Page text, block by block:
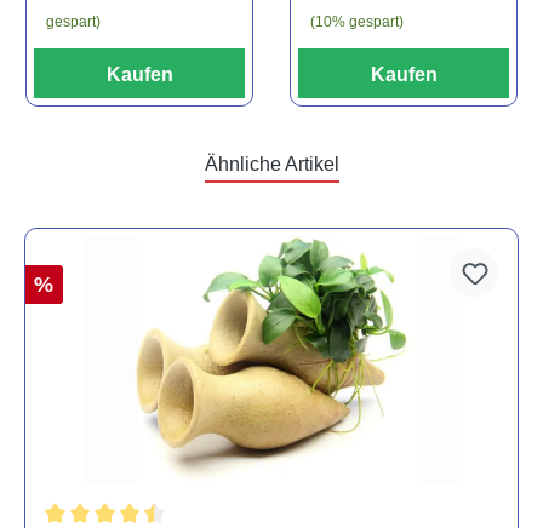
gespart)
Kaufen
(10% gespart)
Kaufen
Ähnliche Artikel
%